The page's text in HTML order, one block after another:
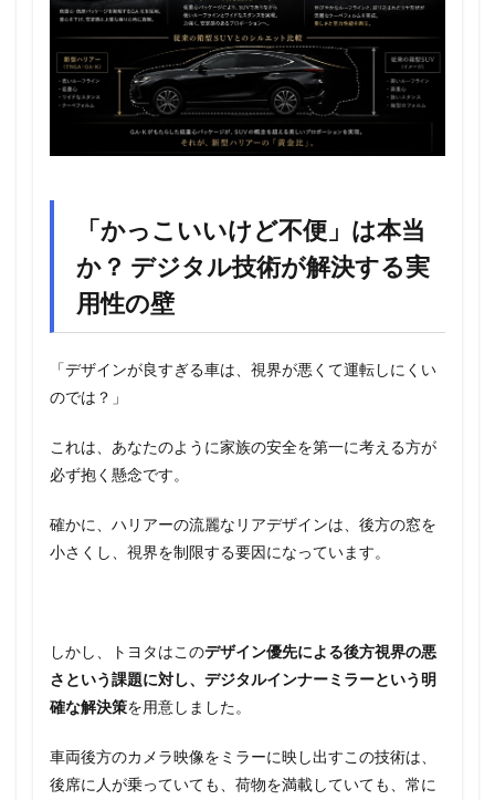
「かっこいいけど不便」は本当
か？ デジタル技術が解決する実
用性の壁
「デザインが良すぎる車は、視界が悪くて運転しにくい
のでは？」
これは、あなたのように家族の安全を第一に考える方が
必ず抱く懸念です。
確かに、ハリアーの流麗なリアデザインは、後方の窓を
小さくし、視界を制限する要因になっています。
しかし、トヨタはこのデザイン優先による後方視界の悪
さという課題に対し、デジタルインナーミラーという明
確な解決策を用意しました。
車両後方のカメラ映像をミラーに映し出すこの技術は、
後席に人が乗っていても、荷物を満載していても、常に